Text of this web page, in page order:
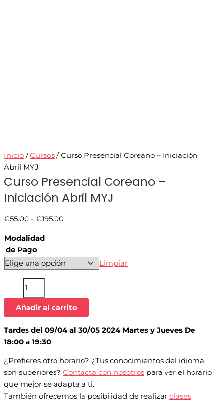
Inicio /Cursos / Curso Presencial Coreano – Iniciación
Abril MYJ
Curso Presencial Coreano –
Iniciación Abril MYJ
€55.00 - €195.00
Modalidad
de Pago
Limpiar
Añadir al carrito
Tardes del 09/04 al 30/05 2024 Martes y Jueves De
18:00 a 19:30
¿Prefieres otro horario? ¿Tus conocimientos del idioma
son superiores? Contacta con nosotros para ver el horario
que mejor se adapta a ti.
También ofrecemos la posibilidad de realizar clases